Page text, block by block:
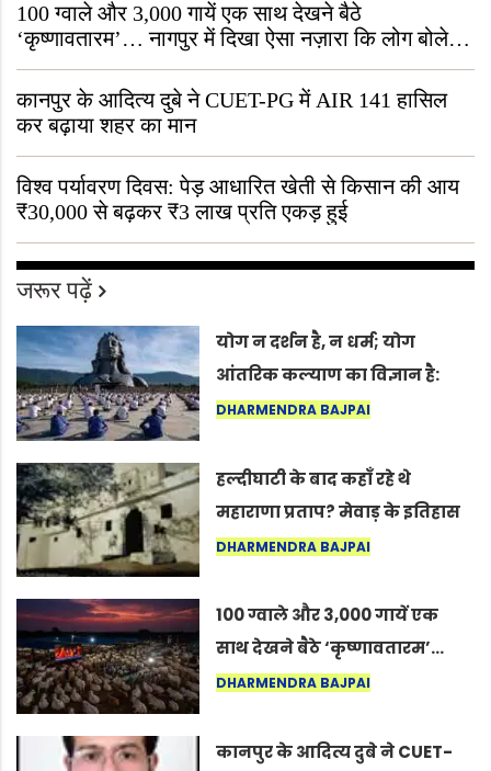
100 ग्वाले और 3,000 गायें एक साथ देखने बैठे
‘कृष्णावतारम’… नागपुर में दिखा ऐसा नज़ारा कि लोग बोले,
“ऐसा तो सिर्फ़ कृष्ण ही कर सकते हैं”
कानपुर के आदित्य दुबे ने CUET-PG में AIR 141 हासिल
कर बढ़ाया शहर का मान
विश्व पर्यावरण दिवस: पेड़ आधारित खेती से किसान की आय
₹30,000 से बढ़कर ₹3 लाख प्रति एकड़ हुई
जरूर पढ़ें
योग न दर्शन है, न धर्म; योग
आंतरिक कल्याण का विज्ञान है:
अंतरराष्ट्रीय योग दिवस 2026 पर
DHARMENDRA BAJPAI
हल्दीघाटी के बाद कहाँ रहे थे
महाराणा प्रताप? मेवाड़ के इतिहास
का वह अनकहा अध्याय जो आज भी
DHARMENDRA BAJPAI
100 ग्वाले और 3,000 गायें एक
साथ देखने बैठे ‘कृष्णावतारम’…
नागपुर में दिखा ऐसा नज़ारा कि
कर सकते हैं”
DHARMENDRA BAJPAI
कानपुर के आदित्य दुबे ने CUET-